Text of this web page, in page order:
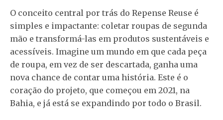
O conceito central por trás do Repense Reuse é
simples e impactante: coletar roupas de segunda
mão e transformá-las em produtos sustentáveis e
acessíveis. Imagine um mundo em que cada peça
de roupa, em vez de ser descartada, ganha uma
nova chance de contar uma história. Este é o
coração do projeto, que começou em 2021, na
Bahia, e já está se expandindo por todo o Brasil.